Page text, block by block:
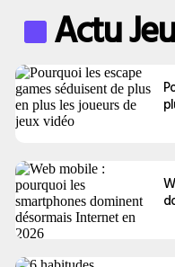
Actu